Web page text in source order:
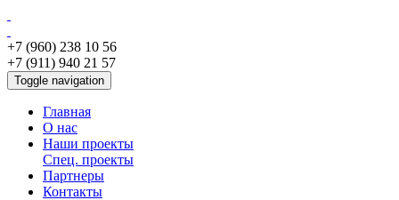
+7 (960) 238 10 56
+7 (911) 940 21 57
Toggle navigation
Главная
О нас
Наши проекты
Спец. проекты
Партнеры
Контакты